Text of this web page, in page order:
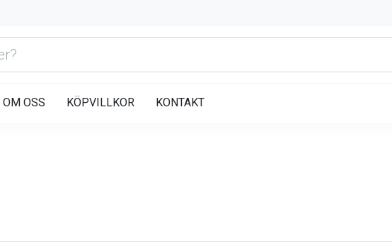
OM OSS KÖPVILLKOR KONTAKT